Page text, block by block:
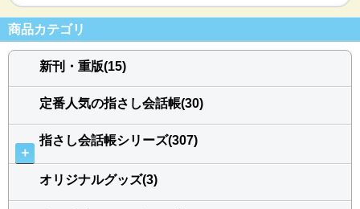
商品カテゴリ
新刊・重版(15)
定番人気の指さし会話帳(30)
＋
指さし会話帳シリーズ(307)
オリジナルグッズ(3)